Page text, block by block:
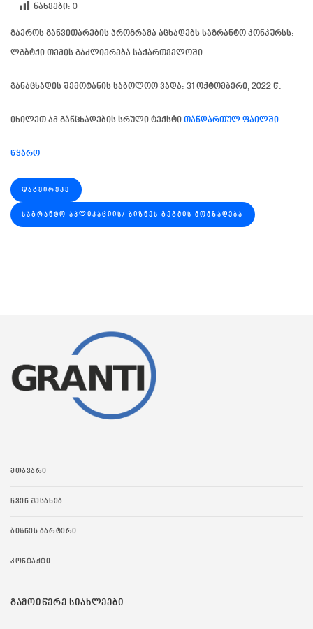
ნახვები: 0
გაეროს განვითარების პროგრამა აცხადებს საგრანტო კონკურსს:
ლგბტქი თემის გაძლიერება საქართველოში.
განაცხადის შემოტანის საბოლოო ვადა: 31 ოქტომბერი, 2022 წ.
იხილეთ ამ განცხადების სრული ტექსტი თანდართულ ფაილში..
წყარო
ᲓᲐᲒᲕᲘᲠᲔᲙᲔ
ᲡᲐᲒᲠᲐᲜᲢᲝ ᲐᲞᲚᲘᲙᲐᲪᲘᲘᲡ/ ᲑᲘᲖᲜᲔᲡ ᲒᲔᲒᲛᲘᲡ ᲛᲝᲛᲖᲐᲓᲔᲑᲐ
ᲛᲗᲐᲕᲐᲠᲘ
ᲩᲕᲔᲜ ᲨᲔᲡᲐᲮᲔᲑ
ᲑᲘᲖᲜᲔᲡ ᲑᲐᲠᲢᲔᲠᲘ
ᲙᲝᲜᲢᲐᲥᲢᲘ
ᲒᲐᲛᲝᲘᲬᲔᲠᲔ ᲡᲘᲐᲮᲚᲔᲔᲑᲘ